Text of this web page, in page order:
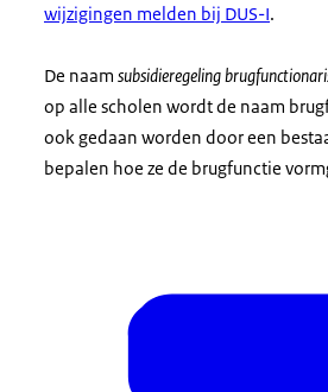
wijzigingen melden bij DUS-I.
De naam subsidieregeling
op alle scholen wordt de naam
ook gedaan worden door een
bepalen hoe ze de brugfunctie